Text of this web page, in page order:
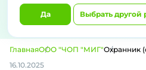
Да Выбрать другой
ГлавнаяООО "ЧОП "МИГ"Охранник
16.10.2025